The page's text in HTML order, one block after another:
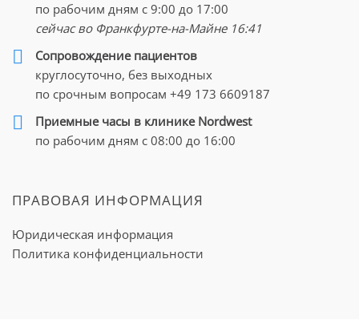
по рабочим дням с 9:00 до 17:00
сейчас во Франкфурте-на-Майне 16:41
Cопровождение пациентов
круглосуточно, без выходных
по срочным вопросам +49 173 6609187
Приемные часы в клинике Nordwest
по рабочим дням с 08:00 до 16:00
ПРАВОВАЯ ИНФОРМАЦИЯ
Юридическая информация
Политика конфиденциальности